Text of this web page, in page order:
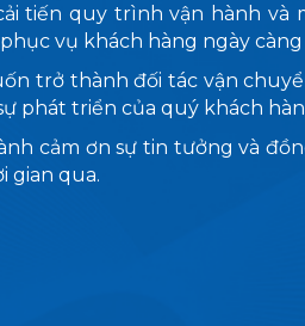
tiến quy trình vận hành và
vụ khách hàng ngày
trở thành đối tác vận
phát triển của quý khách
cảm ơn sự tin tưởng và
gian qua.